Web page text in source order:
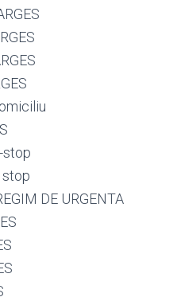
stop
stop
DE URGENTA